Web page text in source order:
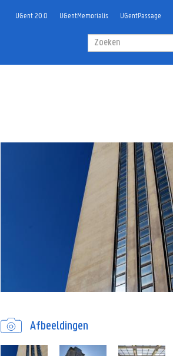
Zoekveld
Zoeken
UGent 20.0 UGentMemorialis UGentPassage
Afbeeldingen